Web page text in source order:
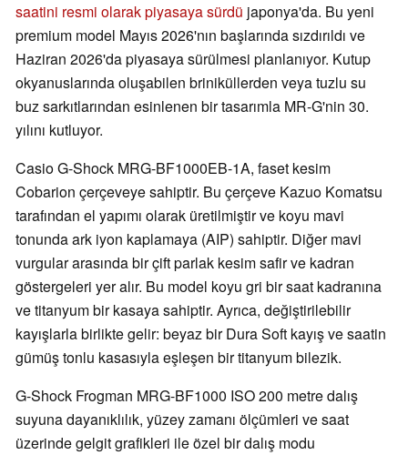
saatini resmi olarak piyasaya sürdü japonya'da. Bu yeni
premium model Mayıs 2026'nın başlarında sızdırıldı ve
Haziran 2026'da piyasaya sürülmesi planlanıyor. Kutup
okyanuslarında oluşabilen briniküllerden veya tuzlu su
buz sarkıtlarından esinlenen bir tasarımla MR-G'nin 30.
yılını kutluyor.
Casio G-Shock MRG-BF1000EB-1A, faset kesim
Cobarion çerçeveye sahiptir. Bu çerçeve Kazuo Komatsu
tarafından el yapımı olarak üretilmiştir ve koyu mavi
tonunda ark iyon kaplamaya (AIP) sahiptir. Diğer mavi
vurgular arasında bir çift parlak kesim safir ve kadran
göstergeleri yer alır. Bu model koyu gri bir saat kadranına
ve titanyum bir kasaya sahiptir. Ayrıca, değiştirilebilir
kayışlarla birlikte gelir: beyaz bir Dura Soft kayış ve saatin
gümüş tonlu kasasıyla eşleşen bir titanyum bilezik.
G-Shock Frogman MRG-BF1000 ISO 200 metre dalış
suyuna dayanıklılık, yüzey zamanı ölçümleri ve saat
üzerinde gelgit grafikleri ile özel bir dalış modu